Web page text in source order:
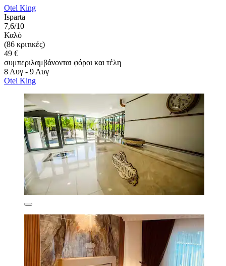
Otel King
Isparta
7,6/10
Καλό
(86 κριτικές)
49 €
συμπεριλαμβάνονται φόροι και τέλη
8 Αυγ - 9 Αυγ
Otel King